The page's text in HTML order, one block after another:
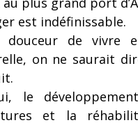
est indéfinissable.
douceur de vivre
on ne saurait
le
et la